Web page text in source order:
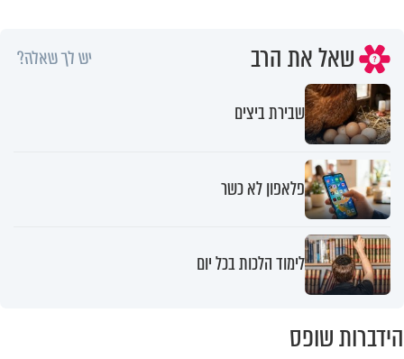
שאל את הרב יש לך שאלה?
שבירת ביצים
פלאפון לא כשר
לימוד הלכות בכל יום
הידברות שופס